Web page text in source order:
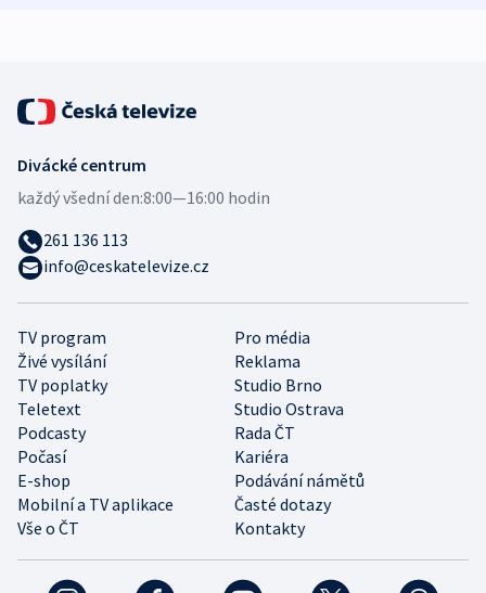
TV program
Pro média
Živé vysílání
Reklama
TV poplatky
Studio Brno
Teletext
Studio Ostrava
Podcasty
Rada ČT
Počasí
Kariéra
E-shop
Podávání námětů
Mobilní a TV aplikace
Časté dotazy
Vše o ČT
Kontakty
Divácké centrum
každý všední den:8:00—16:00 hodin
261 136 113
info@ceskatelevize.cz